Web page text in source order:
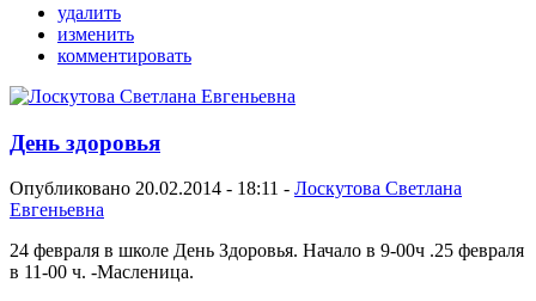
удалить
изменить
комментировать
День здоровья
Опубликовано 20.02.2014 - 18:11 - Лоскутова Светлана
Евгеньевна
24 февраля в школе День Здоровья. Начало в 9-00ч .25 февраля
в 11-00 ч. -Масленица.